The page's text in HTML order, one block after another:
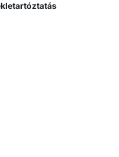
letartóztatás